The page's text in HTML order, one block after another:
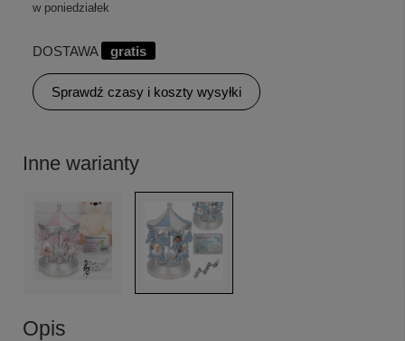
w poniedziałek
DOSTAWA gratis
Sprawdź czasy i koszty wysyłki
Inne warianty
Opis